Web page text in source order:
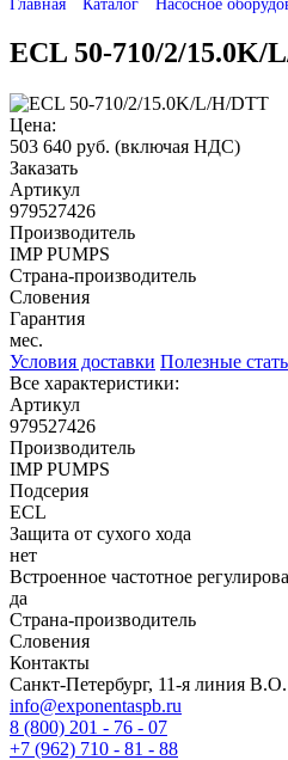
Главная Каталог Насосное
ECL 50-710/2/15.0K/
Цена:
503 640 руб. (включая НДС)
Заказать
Артикул
979527426
Производитель
IMP PUMPS
Страна-производитель
Словения
Гарантия
мес.
Условия доставки Полезные
Все характеристики:
Артикул
979527426
Производитель
IMP PUMPS
Подсерия
ECL
Защита от сухого хода
нет
Встроенное частотное
да
Страна-производитель
Словения
Контакты
Санкт-Петербург, 11-я линия
info@exponentaspb.ru
8 (800) 201 - 76 - 07
+7 (962) 710 - 81 - 88